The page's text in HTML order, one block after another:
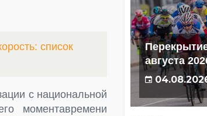
список
с национальной
моментавремени
августа